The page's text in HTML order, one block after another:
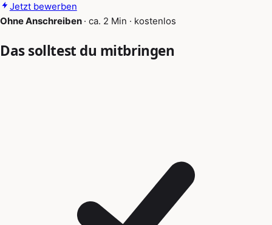
Jetzt bewerben
Ohne Anschreiben · ca. 2 Min · kostenlos
Das solltest du mitbringen